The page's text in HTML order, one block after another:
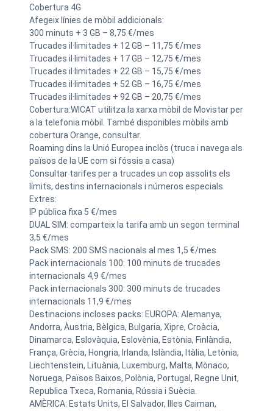
Cobertura 4G
Afegeix línies de mòbil addicionals:
300 minuts + 3 GB – 8,75 €/mes
Trucades il·limitades + 12 GB – 11,75 €/mes
Trucades il·limitades + 17 GB – 12,75 €/mes
Trucades il·limitades + 22 GB – 15,75 €/mes
Trucades il·limitades + 52 GB – 16,75 €/mes
Trucades il·limitades + 92 GB – 20,75 €/mes
Cobertura:WICAT utilitza la xarxa mòbil de Movistar per
a la telefonia mòbil. També disponibles mòbils amb
cobertura Orange, consultar.
Roaming dins la Unió Europea inclòs (truca i navega als
països de la UE com si fóssis a casa)
Consultar tarifes per a trucades un cop assolits els
límits, destins internacionals i números especials
Extres:
IP pública fixa 5 €/mes
DUAL SIM: comparteix la tarifa amb un segon terminal
3,5 €/mes
Pack SMS: 200 SMS nacionals al mes 1,5 €/mes
Pack internacionals 100: 100 minuts de trucades
internacionals 4,9 €/mes
Pack internacionals 300: 300 minuts de trucades
internacionals 11,9 €/mes
Destinacions incloses packs: EUROPA: Alemanya,
Andorra, Àustria, Bèlgica, Bulgaria, Xipre, Croàcia,
Dinamarca, Eslovàquia, Eslovènia, Estònia, Finlàndia,
França, Grècia, Hongria, Irlanda, Islàndia, Itàlia, Letònia,
Liechtenstein, Lituània, Luxemburg, Malta, Mònaco,
Noruega, Països Baixos, Polònia, Portugal, Regne Unit,
Republica Txeca, Romania, Rússia i Suècia.
AMÈRICA: Estats Units, El Salvador, Illes Caiman,